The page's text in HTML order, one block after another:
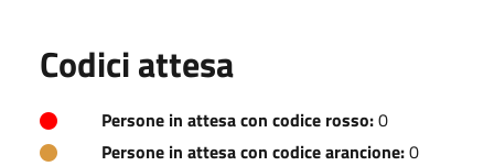
Codici attesa
Persone in attesa con codice rosso:0
Persone in attesa con codice arancione:0